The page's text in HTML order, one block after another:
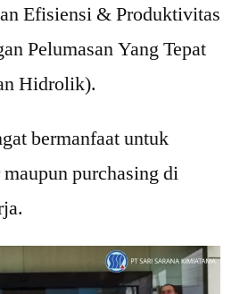
Efisiensi & Produktivitas
Pelumasan Yang Tepat
Hidrolik).
bermanfaat untuk
purchasing di